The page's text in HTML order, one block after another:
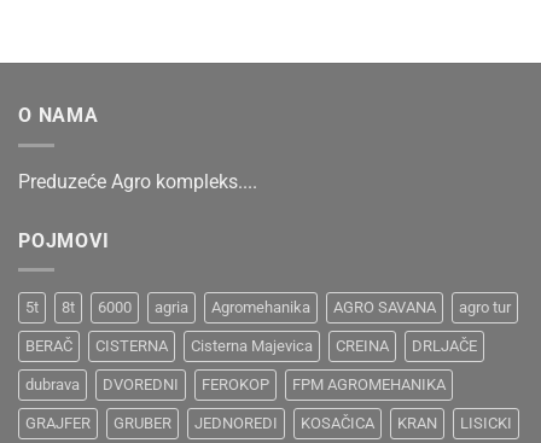
O NAMA
Preduzeće Agro kompleks....
POJMOVI
5t 8t 6000 agria Agromehanika AGRO SAVANA agro tur
BERAČ CISTERNA Cisterna Majevica CREINA DRLJAČE
dubrava DVOREDNI FEROKOP FPM AGROMEHANIKA
GRAJFER GRUBER JEDNOREDI KOSAČICA KRAN LISICKI